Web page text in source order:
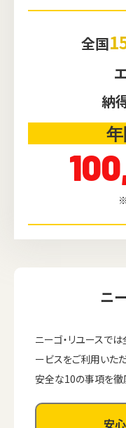
全国
納
ニ
ニーゴ・リユースで
ービスをご利用いた
安全な10の事項を徹
安